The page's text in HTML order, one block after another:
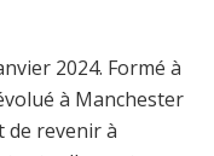
2024. Formé à
à Manchester
de revenir à